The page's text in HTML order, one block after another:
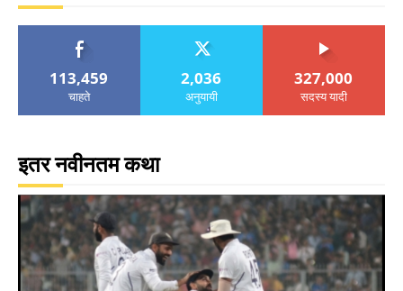
113,459
चाहते
2,036
अनुयायी
327,000
सदस्य यादी
इतर नवीनतम कथा